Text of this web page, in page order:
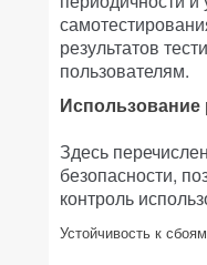
результатов
пользователям.
Использование
Здесь
безопасности,
контроль
Устойчивость к сбоям